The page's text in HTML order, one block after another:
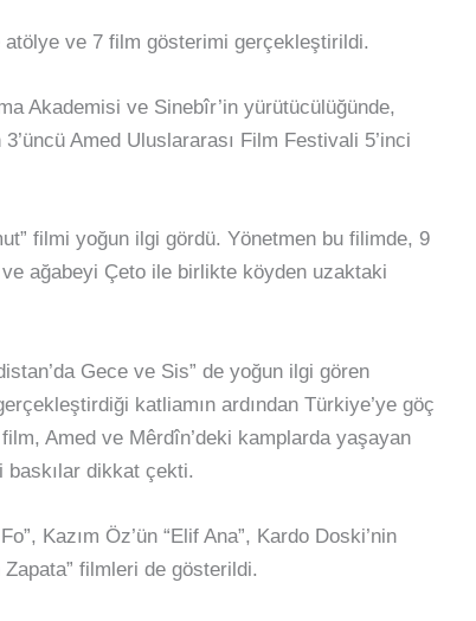
atölye ve 7 film gösterimi gerçekleştirildi.
Akademisi ve Sinebîr’in yürütücülüğünde,
Amed Uluslararası Film Festivali 5’inci
filmi yoğun ilgi gördü. Yönetmen bu filimde, 9
ağabeyi Çeto ile birlikte köyden uzaktaki
Gece ve Sis” de yoğun ilgi gören
katliamın ardından Türkiye’ye göç
film, Amed ve Mêrdîn’deki kamplarda yaşayan
baskılar dikkat çekti.
Kazım Öz’ün “Elif Ana”, Kardo Doski’nin
Zapata” filmleri de gösterildi.